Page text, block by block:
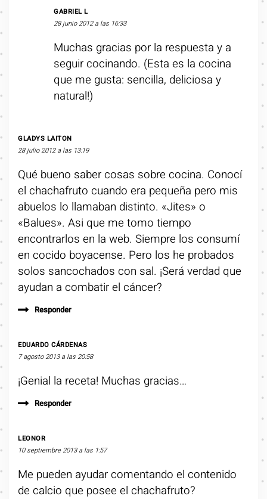
GABRIEL L
28 junio 2012 a las 16:33
Muchas gracias por la respuesta y a
seguir cocinando. (Esta es la cocina
que me gusta: sencilla, deliciosa y
natural!)
GLADYS LAITON
28 julio 2012 a las 13:19
Qué bueno saber cosas sobre cocina. Conocí
el chachafruto cuando era pequeña pero mis
abuelos lo llamaban distinto. «Jites» o
«Balues». Asi que me tomo tiempo
encontrarlos en la web. Siempre los consumí
en cocido boyacense. Pero los he probados
solos sancochados con sal. ¡Será verdad que
ayudan a combatir el cáncer?
Responder
EDUARDO CÁRDENAS
7 agosto 2013 a las 20:58
¡Genial la receta! Muchas gracias…
Responder
LEONOR
10 septiembre 2013 a las 1:57
Me pueden ayudar comentando el contenido
de calcio que posee el chachafruto?